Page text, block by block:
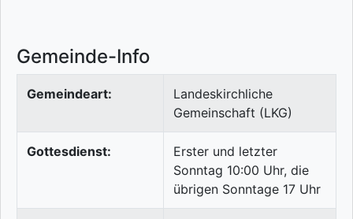
Gemeinde-Info
Gemeindeart:
Landeskirchliche
Gemeinschaft (LKG)
Gottesdienst:
Erster und letzter
Sonntag 10:00 Uhr, die
übrigen Sonntage 17 Uhr